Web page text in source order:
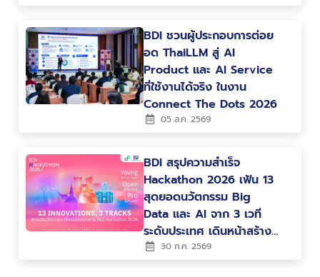
BDI ชวนผู้ประกอบการต่อย
อด ThaiLLM สู่ AI
Product และ AI Service
ที่ใช้งานได้จริง ในงาน
Connect The Dots 2026
05 ส.ค. 2569
BDI สรุปความสำเร็จ
Hackathon 2026 เฟ้น 13
สุดยอดนวัตกรรม Big
Data และ AI จาก 3 เวที
ระดับประเทศ เดินหน้าสร้าง
คน สร้างนวัตกรรม ขับ
เคลื่อนประเทศไทยสู่ Data-
30 ก.ค. 2569